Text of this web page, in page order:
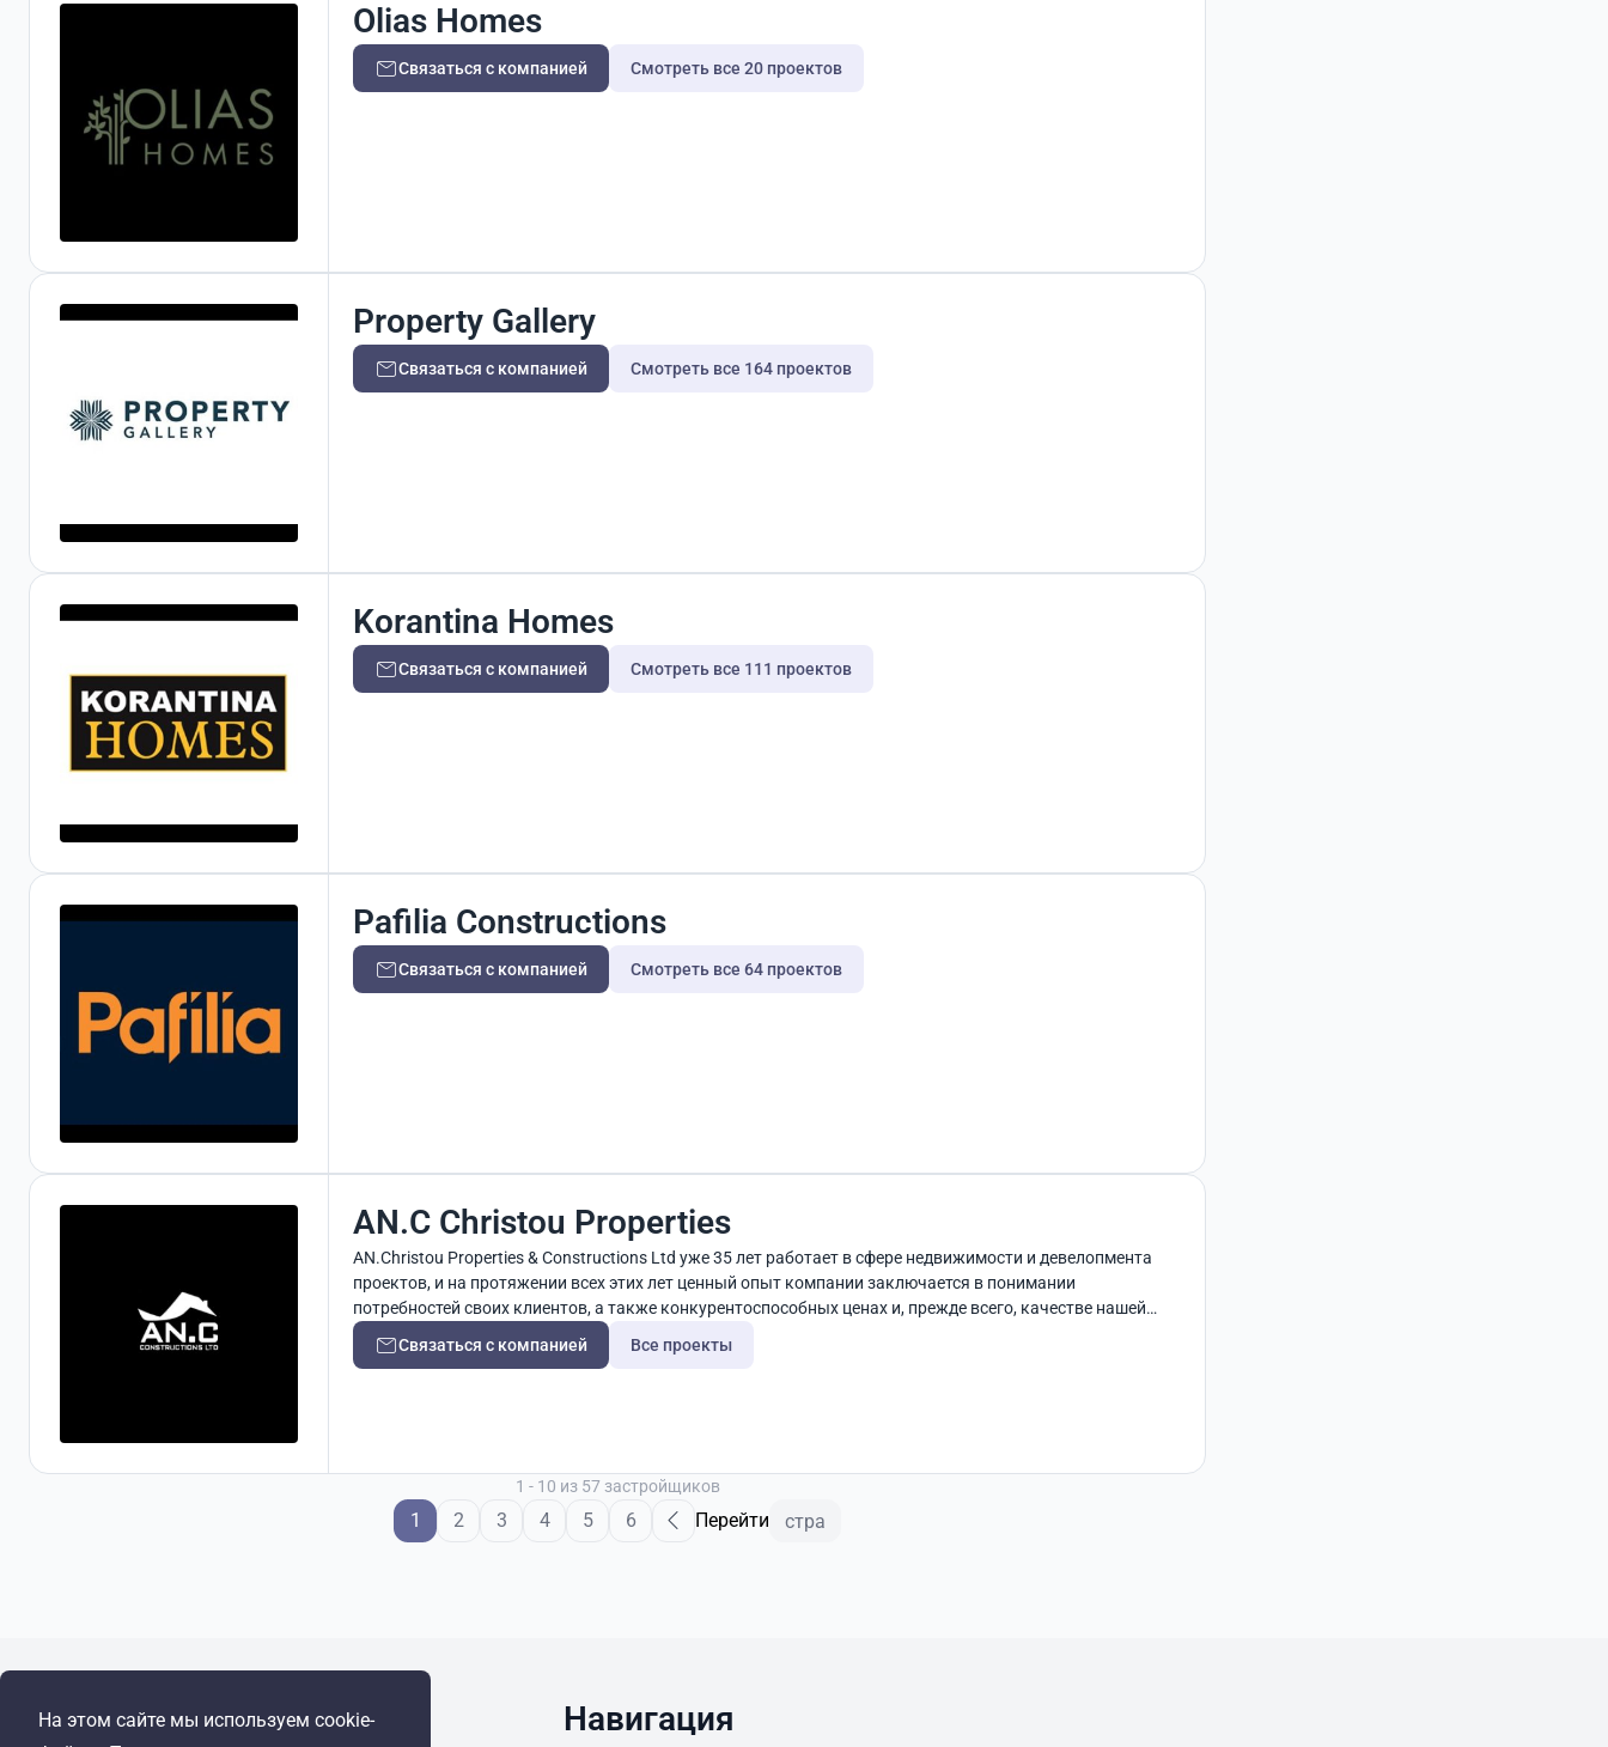
Olias Homes
Связаться с компанией Смотреть все 20 проектов
Property Gallery
Связаться с компанией Смотреть все 164 проектов
Korantina Homes
Связаться с компанией Смотреть все 111 проектов
Pafilia Constructions
Связаться с компанией Смотреть все 64 проектов
AN.C Christou Properties
AN.Christou Properties & Constructions Ltd уже 35 лет работает в сфере недвижимости и девелопмента
проектов, и на протяжении всех этих лет ценный опыт компании заключается в понимании
потребностей своих клиентов, а также конкурентоспособных ценах и, прежде всего, качестве нашей
работы.
Связаться с компанией Все проекты
1 - 10 из 57 застройщиков
1 2 3 4 5 6 Перейти
На этом сайте мы используем cookie-
© Cyprus Realestate 2026. Все права защищены! Навигация